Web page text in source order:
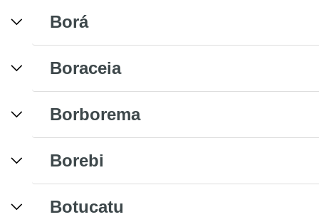
Borá
Boraceia
Borborema
Borebi
Botucatu